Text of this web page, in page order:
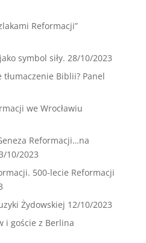
Reformacji”
symbol siły. 28/10/2023
Biblii? Panel
we Wrocławiu
Reformacji…na
10/2023
500-lecie Reformacji
Żydowskiej 12/10/2023
i goście z Berlina